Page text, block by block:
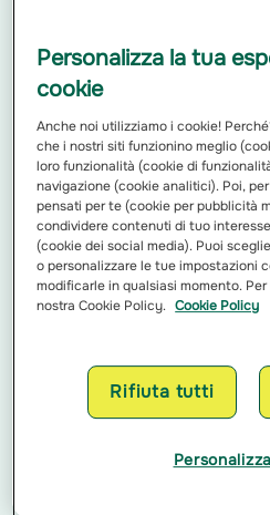
Assicurazione per Home
proteggi il tuo spazio di
Il mondo del lavoro ha subito
trasformazioni significative nel
dei decenni. Dalla rigidità
Personalizza la tua
cookie
Anche noi utilizziamo i cookie!
che i nostri siti funzionino meglio
loro funzionalità (cookie di
navigazione (cookie analitici). Poi,
pensati per te (cookie per pubblicità
condividere contenuti di tuo
(cookie dei social media). Puoi
o personalizzare le tue impostazioni
modificarle in qualsiasi momento.
nostra Cookie Policy. Cookie Policy
Rifiuta tutti
Personalizza